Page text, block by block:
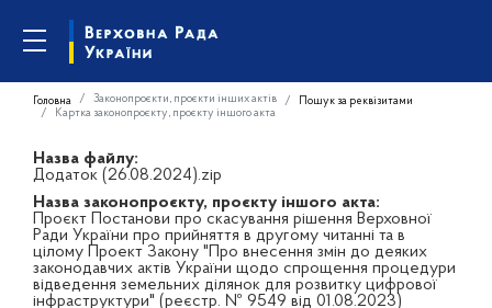
Головна Законопроєкти, проєкти інших актів
Пошук за реквізитами
Картка законопроєкту, проєкту іншого акта
Назва файлу:
Додаток (26.08.2024).zip
Назва законопроєкту, проєкту іншого акта:
Проєкт Постанови про скасування рішення Верховної
Ради України про прийняття в другому читанні та в
цілому Проект Закону "Про внесення змін до деяких
законодавчих актів України щодо спрощення процедури
відведення земельних ділянок для розвитку цифрової
інфраструктури" (реєстр. № 9549 від 01.08.2023)